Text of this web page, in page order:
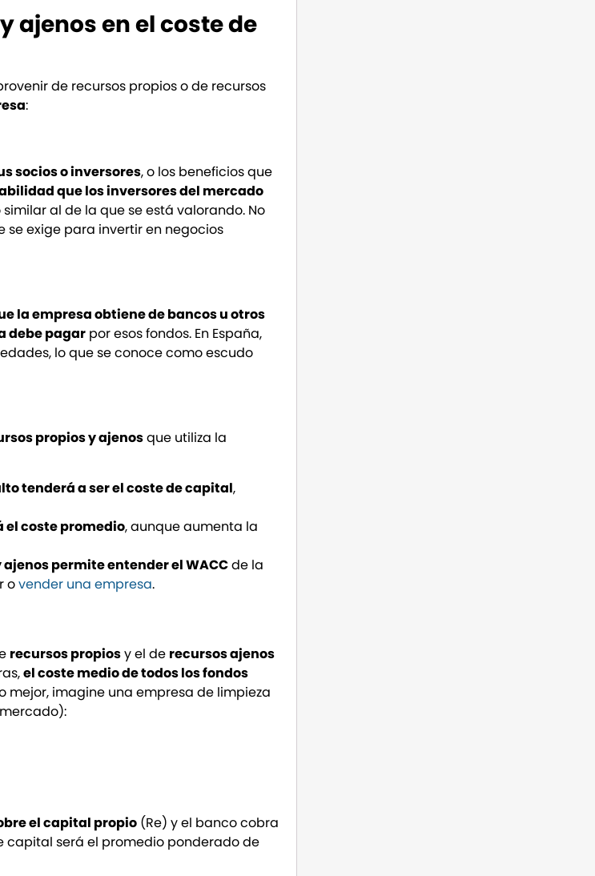
ajenos en el coste de
de recursos propios o de recursos
:
socios o inversores, o los beneficios que
que los inversores del mercado
al de la que se está valorando. No
se exige para invertir en negocios
la empresa obtiene de bancos u otros
debe pagar por esos fondos. En España,
lo que se conoce como escudo
propios y ajenosque utiliza la
tenderá a ser el coste de capital,
el coste promedio, aunque aumenta la
permite entender el WACCde la
ovender una empresa.
recursos propiosy el de recursos ajenos
el coste medio de todos los fondos
mejor, imagine una empresa de limpieza
el capital propio (Re) y el banco cobra
capital será el promedio ponderado de